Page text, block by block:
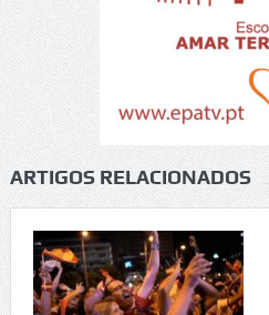
ARTIGOS RELACIONADOS